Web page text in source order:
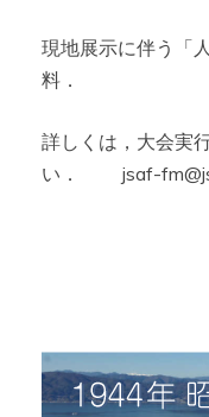
現地展示に伴う「
料．
詳しくは，大会実
い． jsaf-